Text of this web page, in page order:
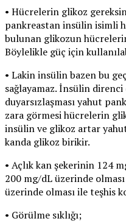
• Hücrelerin glikoz
pankreastan insülin isimli
bulunan glikozun
Böylelikle güç için
• Lakin insülin bazen bu
sağlayamaz. İnsülin
duyarsızlaşması yahut
zara görmesi hücrelerin
insülin ve glikoz artar
kanda glikoz birikir.
• Açlık kan şekerinin 124
200 mg/dL üzerinde
üzerinde olması ile teşhis
• Görülme sıklığı;